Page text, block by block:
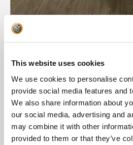
This website uses cookies
We use cookies to personalise
provide social media features and
We also share information about
our social media, advertising and
may combine it with other
provided to them or that they’ve
Wesseling Eco-
€875,00
BESTEL